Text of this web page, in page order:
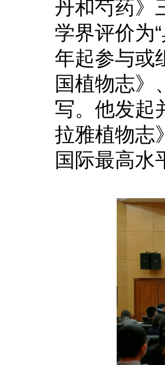
丹和芍药》
学界评价为
年起参与或
国植物志》
写。他发起
拉雅植物志
国际最高水